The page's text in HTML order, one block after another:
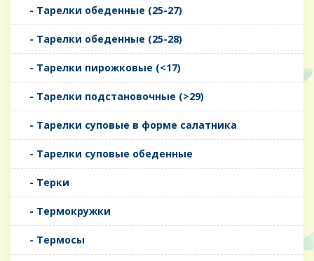
- Тарелки обеденные (25-27)
- Тарелки обеденные (25-28)
- Тарелки пирожковые (<17)
- Тарелки подстановочные (>29)
- Тарелки суповые в форме салатника
- Тарелки суповые обеденные
- Терки
- Термокружки
- Термосы